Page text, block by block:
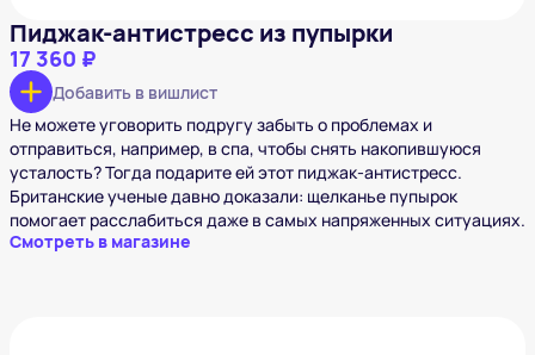
Пиджак-антистресс из пупырки
17 360 ₽
Добавить в вишлист
Не можете уговорить подругу забыть о проблемах и
отправиться, например, в спа, чтобы снять накопившуюся
усталость? Тогда подарите ей этот пиджак-антистресс.
Британские ученые давно доказали: щелканье пупырок
помогает расслабиться даже в самых напряженных ситуациях.
Смотреть в магазине